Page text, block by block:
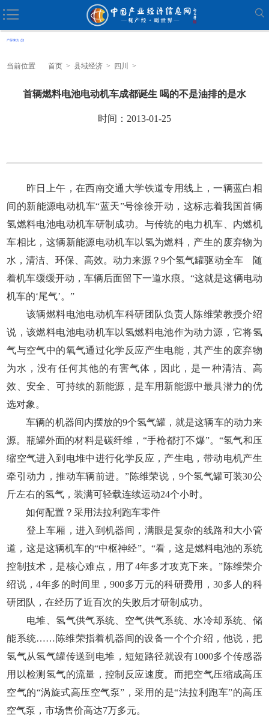
当前位置 首页 > 县域经济 > 四川 >
首辆燃料电池电动机车成都诞生 喝的不是油排的是水
时间：2013-01-25
昨日上午，在西南交通大学铁道专用线上，一辆蓝白相
间的新能源电动机车“蓝天”号徐徐开动，这标志着我国首辆
氢燃料电池电动机车研制成功。与传统的电力机车、内燃机
车相比，这辆新能源电动机车以氢为燃料，产生的废弃物为
水，清洁、环保、高效。动力来源？9个氢气罐驱动全车 随
着机车缓缓开动，车辆后面留下一道水痕。“这就是这辆电动
机车的‘尾气’。”
该辆燃料电池电动机车科研团队负责人陈维荣教授介绍
说，该燃料电池电动机车以氢燃料电池作为动力源，它将氢
气与空气中的氧气通过化学反应产生电能，其产生的废弃物
为水，没有任何其他的有害气体，因此，是一种清洁、高
效、安全、可持续的新能源，是车用新能源中最具潜力的优
选对象。
车辆的机器间内摆放的9个氢气罐，就是这辆车的动力来
源。瓶罐外面的材料是碳纤维，“手枪都打不爆”。“氢气和压
缩空气进入到电堆中进行化学反应，产生电，带动电机产生
牵引动力，推动车辆前进。”陈维荣说，9个氢气罐可装30公
斤左右的氢气，装满可轻载连续运动24个小时。
如何配置？采用法拉利跑车零件
登上车厢，进入到机器间，满眼是复杂的线路和大小管
道，这是这辆机车的“中枢神经”。“看，这是燃料电池的系统
控制技术，是核心难点，用了4年多才攻克下来。”陈维荣介
绍说，4年多的时间里，900多万元的科研费用，30多人的科
研团队，在经历了近百次的失败后才研制成功。
电堆、氢气供气系统、空气供气系统、水冷却系统、储
能系统……陈维荣指着机器间的设备一个个介绍，他说，把
氢气从氢气罐传送到电堆，短短路径就设有1000多个传感器
用以检测氢气的流量，控制反应速度。而把空气压缩成高压
空气的“涡旋式高压空气泵”，采用的是“法拉利跑车”的高压
空气泵，市场售价高达7万多元。